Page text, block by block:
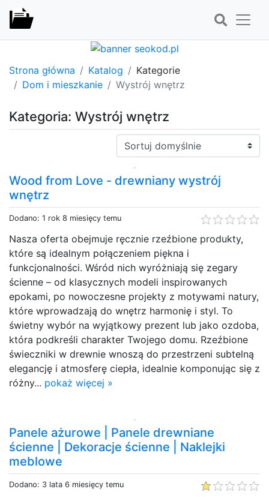
Strona główna Katalog
Kategorie
Dom i mieszkanie
Wystrój wnętrz
Kategoria: Wystrój wnętrz
Sortuj:
Wood from Love - drewniany wystrój
wnętrz
Dodano: 1 rok 8 miesięcy temu
Nasza oferta obejmuje ręcznie rzeźbione produkty,
które są idealnym połączeniem piękna i
funkcjonalności. Wśród nich wyróżniają się zegary
ścienne – od klasycznych modeli inspirowanych
epokami, po nowoczesne projekty z motywami natury,
które wprowadzają do wnętrz harmonię i styl. To
świetny wybór na wyjątkowy prezent lub jako ozdoba,
która podkreśli charakter Twojego domu. Rzeźbione
świeczniki w drewnie wnoszą do przestrzeni subtelną
elegancję i atmosferę ciepła, idealnie komponując się z
różny... pokaż więcej »
Panele ażurowe | Panele drewniane
ścienne | Dekoracje ścienne | Naklejki
meblowe
Dodano: 3 lata 6 miesięcy temu